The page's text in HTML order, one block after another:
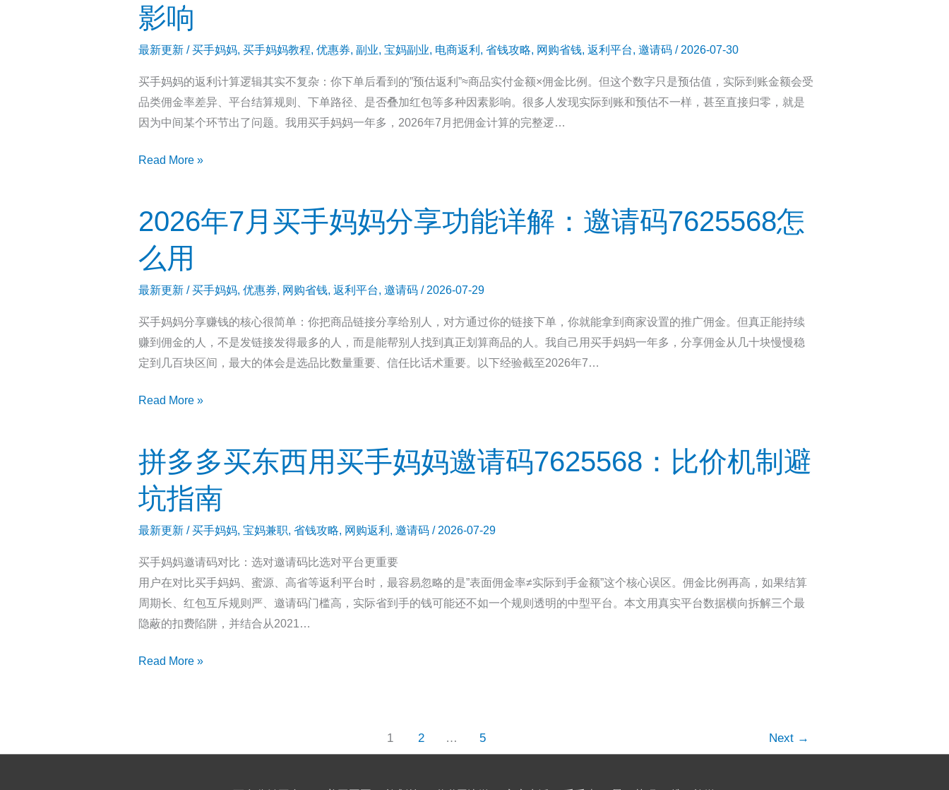
例
高，
哪
不
值
得
心
什
蜜
源
APP
请
的
问
解
汇
总
影响
最新更新 /买手妈妈, 买手妈妈教程, 优惠券, 副业, 宝妈副业, 电商返利 , 省钱攻略, 网购省钱, 返利平台, 邀请码 / 2026-07-30
买手妈妈的返利计算逻辑其实不复杂：你下单后看到的”预估返利”≈商品实付金额×佣金比例。但这个数字只是预估值，实际到账金额会受
品类佣金率差异、平台结算规则、下单路径、是否叠加红包等多种因素影响。很多人发现实际到账和预估不一样，甚至直接归零，就是
因为中间某个环节出了问题。我用买手妈妈一年多，2026年7月把佣金计算的完整逻…
买
妈
估
返
和
实
际
账
什
么
不
一
样？
请
码
影
响
Read More »
2026年7月买手妈妈分享功能详解：邀请码7625568怎
么用
最新更新 /买手妈妈, 优惠券, 网购省钱, 返利平台, 邀请码 / 2026-07-29
买手妈妈分享赚钱的核心很简单：你把商品链接分享给别人，对方通过你的链接下单，你就能拿到商家设置的推广佣金。但真正能持续
赚到佣金的人，不是发链接发得最多的人，而是能帮别人找到真正划算商品的人。我自己用买手妈妈一年多，分享佣金从几十块慢慢稳
定到几百块区间，最大的体会是选品比数量重要、信任比话术重要。以下经验截至2026年7…
2026
月
手
妈
分
享
功
能
解：
Read More »
拼多多买东西用买手妈妈邀请码7625568：比价机制避
坑指南
最新更新 /买手妈妈, 宝妈兼职, 省钱攻略, 网购返利 , 邀请码 / 2026-07-29
买手妈妈邀请码对比：选对邀请码比选对平台更重要
用户在对比买手妈妈、蜜源、高省等返利平台时，最容易忽略的是”表面佣金率≠实际到手金额”这个核心误区。佣金比例再高，如果结算
周期长、红包互斥规则严、邀请码门槛高，实际省到手的钱可能还不如一个规则透明的中型平台。本文用真实平台数据横向拆解三个最
隐蔽的扣费陷阱，并结合从2021…
拼
Read More »
1 2 … 5 Next →